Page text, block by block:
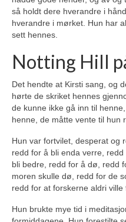
så holdt dere hverandre i
hverandre i mørket. Hun har
sett hennes.
Notting Hill
Det hendte at Kirsti sang, og
hørte de skriket hennes
de kunne ikke gå inn til
henne, de måtte vente til hun
Hun var fortvilet, desperat og
redd for å bli enda verre,
bli bedre, redd for å dø, redd
moren skulle dø, redd for de
redd for at forskerne aldri ville
Hun brukte mye tid i